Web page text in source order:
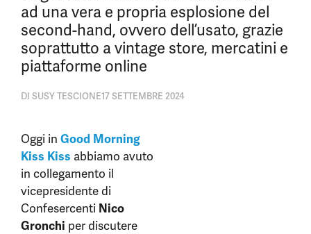
ad una vera e propria esplosione del
second-hand, ovvero dell’usato, grazie
soprattutto a vintage store, mercatini e
piattaforme online
DI SUSY TESCIONE17 SETTEMBRE 2024
Oggi in Good Morning
Kiss Kiss abbiamo avuto
in collegamento il
vicepresidente di
Confesercenti Nico
Gronchi per discutere